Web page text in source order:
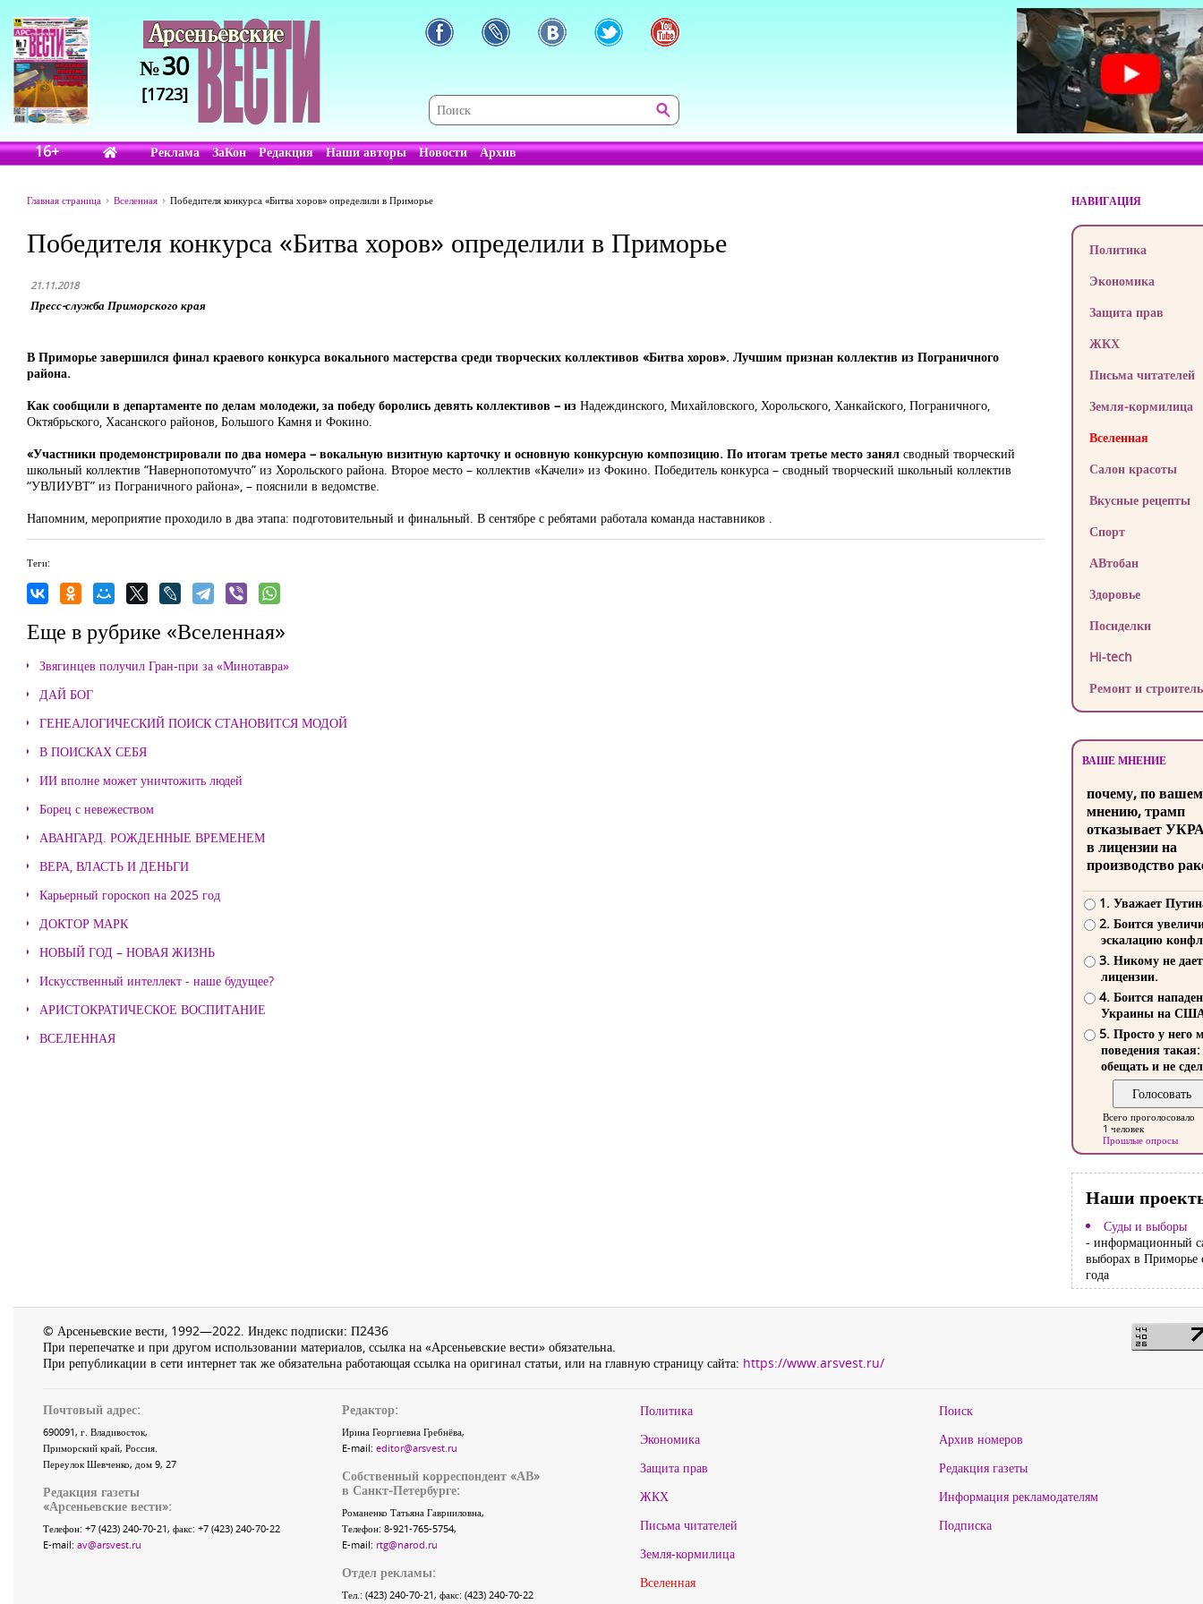
№30
[1723]
16+ Реклама ЗаКон Редакция Наши авторы Новости Архив
Главная страница Вселенная Победителя конкурса «Битва хоров» определили в Приморье
Победителя конкурса «Битва хоров» определили в Приморье
21.11.2018
Пресс-служба Приморского края
В Приморье завершился финал краевого конкурса вокального мастерства среди творческих коллективов «Битва хоров». Лучшим признан коллектив из Пограничного
района.
Как сообщили в департаменте по делам молодежи, за победу боролись девять коллективов – из Надеждинского, Михайловского, Хорольского, Ханкайского, Пограничного,
Октябрьского, Хасанского районов, Большого Камня и Фокино.
«Участники продемонстрировали по два номера – вокальную визитную карточку и основную конкурсную композицию. По итогам третье место занял сводный творческий
школьный коллектив “Навернопотомучто” из Хорольского района. Второе место – коллектив «Качели» из Фокино. Победитель конкурса – сводный творческий школьный коллектив
“УВЛИУВТ” из Пограничного района», – пояснили в ведомстве.
Напомним, мероприятие проходило в два этапа: подготовительный и финальный. В сентябре с ребятами работала команда наставников .
Теги:
Еще в рубрике «Вселенная»
Звягинцев получил Гран-при за «Минотавра»
ДАЙ БОГ
ГЕНЕАЛОГИЧЕСКИЙ ПОИСК СТАНОВИТСЯ МОДОЙ
В ПОИСКАХ СЕБЯ
ИИ вполне может уничтожить людей
Борец с невежеством
АВАНГАРД. РОЖДЕННЫЕ ВРЕМЕНЕМ
ВЕРА, ВЛАСТЬ И ДЕНЬГИ
Карьерный гороскоп на 2025 год
ДОКТОР МАРК
НОВЫЙ ГОД – НОВАЯ ЖИЗНЬ
Искусственный интеллект - наше будущее?
АРИСТОКРАТИЧЕСКОЕ ВОСПИТАНИЕ
ВСЕЛЕННАЯ
НАВИГАЦИЯ
Политика
Экономика
Защита прав
ЖКХ
Письма читателей
Земля-кормилица
Вселенная
Салон красоты
Вкусные рецепты
Спорт
АВтобан
Здоровье
Посиделки
Hi-tech
Ремонт и
ВАШЕ МНЕНИЕ
почему, по
мнению, трамп
отказывает
в лицензии на
производство
1. Уважает
2. Боится
эскалацию
3. Никому не
лицензии.
4. Боится
Украины на
5. Просто у него
поведения такая:
обещать и не
Всего проголосовало
1 человек
Прошлые опросы
Наши
Суды и выборы
- информационный
выборах в Приморье
года
© Арсеньевские вести, 1992—2022. Индекс подписки: П2436
При перепечатке и при другом использовании материалов, ссылка на «Арсеньевские вести» обязательна.
При републикации в сети интернет так же обязательна работающая ссылка на оригинал статьи, или на главную страницу сайта: https://www.arsvest.ru/
Почтовый адрес:
690091, г. Владивосток,
Приморский край, Россия.
Переулок Шевченко, дом 9, 27
Редакция газеты
«Арсеньевские вести»:
Телефон: +7 (423) 240-70-21, факс: +7 (423) 240-70-22
E-mail: av@arsvest.ru
Редактор:
Ирина Георгиевна Гребнёва,
E-mail: editor@arsvest.ru
Собственный корреспондент «АВ»
в Санкт-Петербурге:
Романенко Татьяна Гаврииловна,
Телефон: 8-921-765-5754,
E-mail: rtg@narod.ru
Отдел рекламы:
Тел.: (423) 240-70-21, факс: (423) 240-70-22
Политика
Экономика
Защита прав
ЖКХ
Письма читателей
Земля-кормилица
Вселенная
Поиск
Архив номеров
Редакция газеты
Информация рекламодателям
Подписка